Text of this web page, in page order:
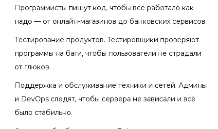
Программисты пишут код, чтобы всё работало как
надо — от онлайн-магазинов до банковских сервисов.
Тестирование продуктов. Тестировщики проверяют
программы на баги, чтобы пользователи не страдали
от глюков.
Поддержка и обслуживание техники и сетей. Админы
и DevOps следят, чтобы сервера не зависали и всё
было стабильно.